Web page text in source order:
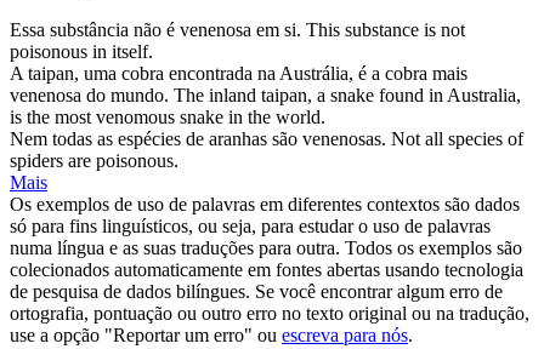
Essa substância não é venenosa em si. This substance is not
poisonous in itself.
A taipan, uma cobra encontrada na Austrália, é a cobra mais
venenosa do mundo. The inland taipan, a snake found in Australia,
is the most venomous snake in the world.
Nem todas as espécies de aranhas são venenosas. Not all species of
spiders are poisonous.
Mais
Os exemplos de uso de palavras em diferentes contextos são dados
só para fins linguísticos, ou seja, para estudar o uso de palavras
numa língua e as suas traduções para outra. Todos os exemplos são
colecionados automaticamente em fontes abertas usando tecnologia
de pesquisa de dados bilíngues. Se você encontrar algum erro de
ortografia, pontuação ou outro erro no texto original ou na tradução,
use a opção "Reportar um erro" ou escreva para nós.